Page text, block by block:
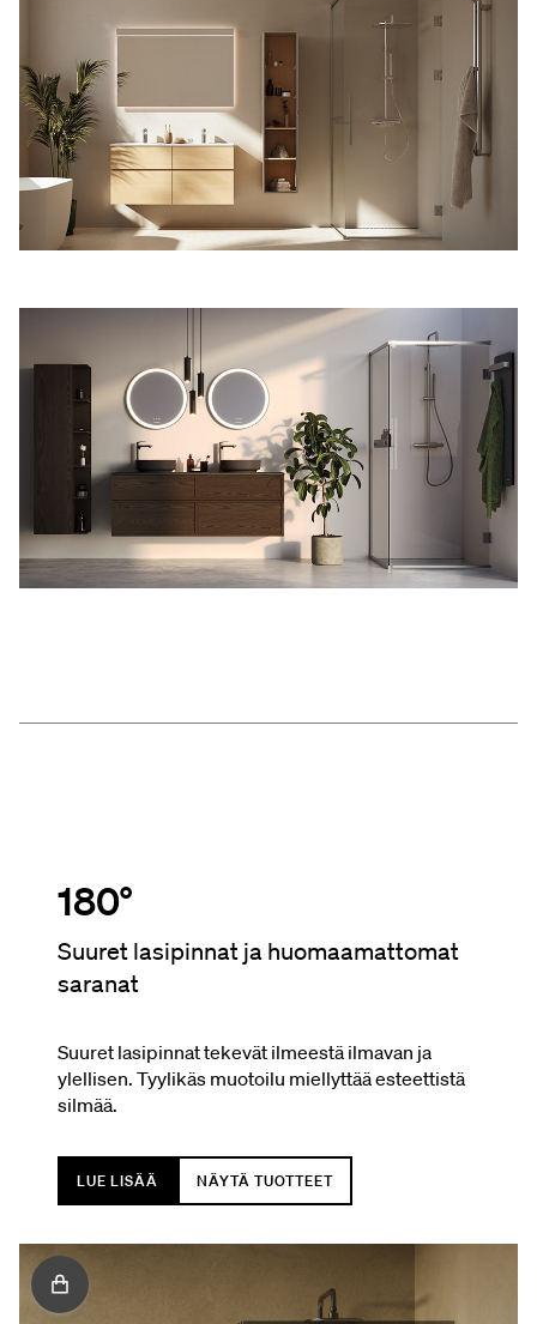
180°
Suuret lasipinnat ja huomaamattomat
saranat
Suuret lasipinnat tekevät ilmeestä ilmavan ja
ylellisen. Tyylikäs muotoilu miellyttää esteettistä
silmää.
LUE LISÄÄ NÄYTÄ TUOTTEET